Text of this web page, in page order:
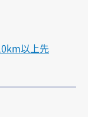
以上先